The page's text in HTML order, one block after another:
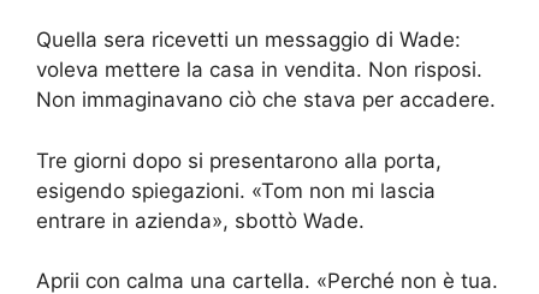
Quella sera ricevetti un messaggio di Wade:
voleva mettere la casa in vendita. Non risposi.
Non immaginavano ciò che stava per accadere.
Tre giorni dopo si presentarono alla porta,
esigendo spiegazioni. «Tom non mi lascia
entrare in azienda», sbottò Wade.
Aprii con calma una cartella. «Perché non è tua.